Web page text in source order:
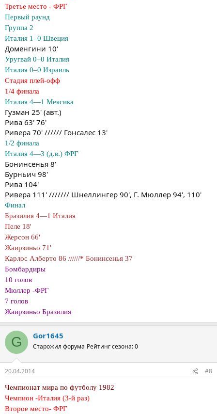
Третье место - ФРГ
Первый раунд
Группа 2
Италия 1–0 Швеция
Доменгини 10'
Уругвай 0–0 Италия
Италия 0–0 Израиль
Стадия плей-офф
1/4 финала
Италия 4—1 Мексика
Гузман 25' (авт.)
Рива 63' 76'
Ривера 70' ////// Гонсалес 13'
1/2 финала
Италия 4—3 (д.в.) ФРГ
Бонинсенья 8'
Бурньич 98'
Рива 104'
Ривера 111' /////// Шнеллингер 90', Г. Мюллер 94', 110'
Финал
Бразилия 4—1 Италия
Пеле 18'
Жерсон 66'
Жаирзиньо 71'
Карлос Алберто 86 //////* Бонинсенья 37
Бомбардиры
10 голов
Мюллер -ФРГ
7 голов
Жаирзиньо Бразилия
G Gor1645
Старожил форума Рейтинг сезона: 0
20.04.2014 #8
Чемпионат мира по футболу 1982
Чемпион -Италия (3-й раз)
Второе место- ФРГ